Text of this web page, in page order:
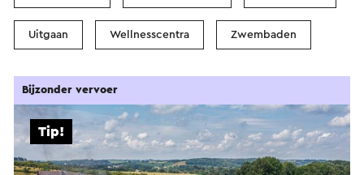
Uitgaan Wellnesscentra Zwembaden
Tip!
Bijzonder vervoer